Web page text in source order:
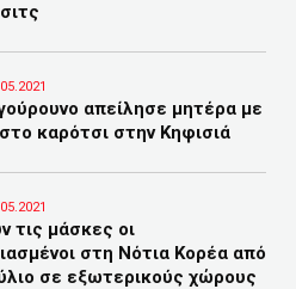
απείλησε μητέρα με
καρότσι στην Κηφισιά
τις μάσκες οι
στη Νότια Κορέα από
σε εξωτερικούς χώρους